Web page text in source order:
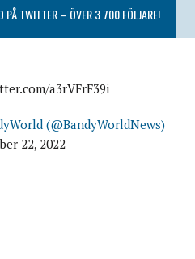
PÅ TWITTER – ÖVER 3 700 FÖLJARE!
a3rVFrF39i
(@BandyWorldNews)
22, 2022